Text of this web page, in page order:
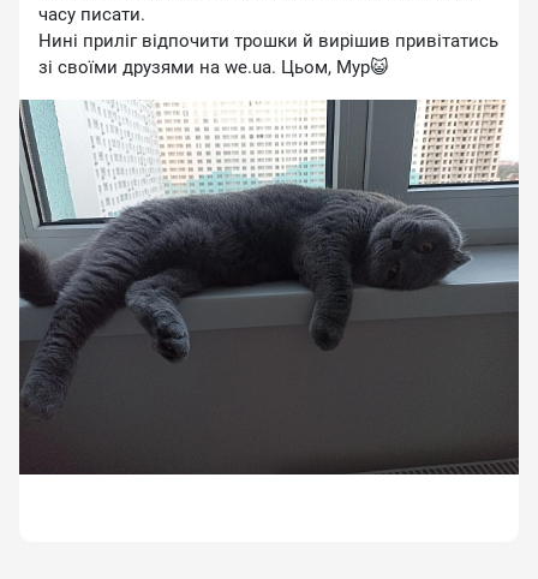
часу писати.
Нині приліг відпочити трошки й вирішив привітатись
зі своїми друзями на we.ua. Цьом, Мур😺